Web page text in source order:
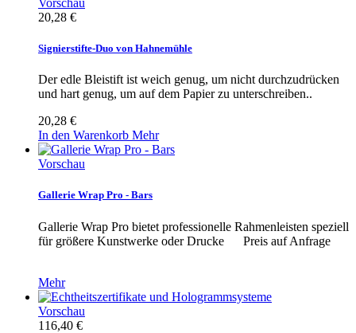
20,28 €
Signierstifte-Duo von Hahnemühle
Der edle Bleistift ist weich genug, um nicht durchzudrücken
und hart genug, um auf dem Papier zu unterschreiben..
20,28 €
In den Warenkorb Mehr
Vorschau
Gallerie Wrap Pro - Bars
Gallerie Wrap Pro bietet professionelle Rahmenleisten speziell
für größere Kunstwerke oder Drucke Preis auf Anfrage
Mehr
Vorschau
116,40 €